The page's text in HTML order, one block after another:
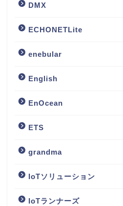
DMX
ECHONETLite
enebular
English
EnOcean
ETS
grandma
IoTソリューション
IoTランナーズ